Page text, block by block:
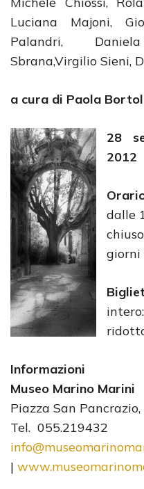
Luciana Majoni,
Palandri,
Sbrana,Virgilio Sieni,
a cura di Paola
28
2012
dalle
giorni
Informazioni
Museo Marino Marini
Piazza San
Tel. 055.219432
|